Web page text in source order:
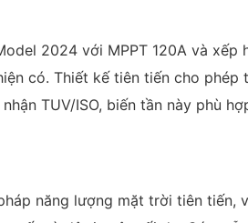
2024 với MPPT 120A và
có. Thiết kế tiên tiến cho
TUV/ISO, biến tần này phù
năng lượng mặt trời tiên